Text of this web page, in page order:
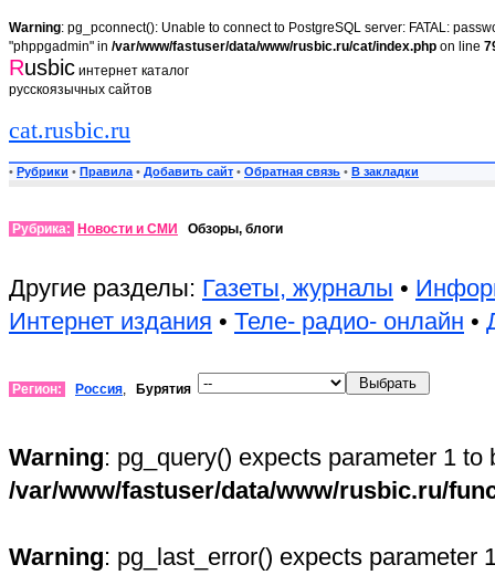
Warning: pg_pconnect(): Unable to connect to PostgreSQL server: FATAL:
"phppgadmin" in /var/www/fastuser/data/www/rusbic.ru/cat/index.php on line
Rusbic интернет каталог
русскоязычных сайтов
cat.rusbic.ru
• Рубрики • Правила • Добавить сайт • Обратная связь • В закладки
Рубрика: Новости и СМИ Обзоры, блоги
Другие разделы: Газеты, журналы •
Интернет издания • Теле- радио- онлайн •
Регион: Россия, Бурятия
Warning: pg_query() expects parameter 1
/var/www/fastuser/data/www/rusbic.ru/
Warning: pg_last_error() expects parameter